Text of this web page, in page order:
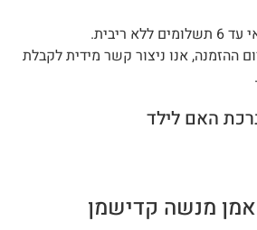
ריבית.
ההזמנה, אנו ניצור קשר מידית לקבלת
האם לילד
מנשה קדישמן